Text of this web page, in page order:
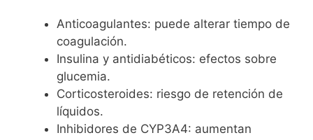
Anticoagulantes: puede alterar tiempo de
coagulación.
Insulina y antidiabéticos: efectos sobre
glucemia.
Corticosteroides: riesgo de retención de
líquidos.
Inhibidores de CYP3A4: aumentan